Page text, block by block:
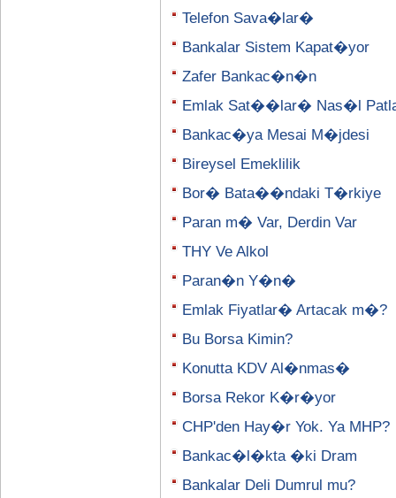
Telefon Sava�lar�
Bankalar Sistem Kapat�yor
Zafer Bankac�n�n
Emlak Sat��lar� Nas�l
Bankac�ya Mesai M�jdesi
Bireysel Emeklilik
Bor� Bata��ndaki T�rkiye
Paran m� Var, Derdin Var
THY Ve Alkol
Paran�n Y�n�
Emlak Fiyatlar� Artacak m�?
Bu Borsa Kimin?
Konutta KDV Al�nmas�
Borsa Rekor K�r�yor
CHP'den Hay�r Yok. Ya MHP?
Bankac�l�kta �ki Dram
Bankalar Deli Dumrul mu?